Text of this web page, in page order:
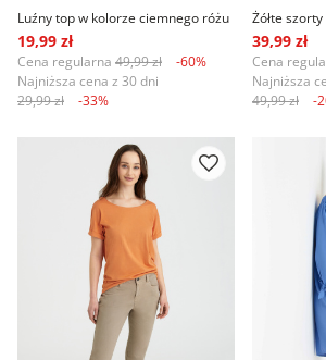
Luźny top w kolorze ciemnego różu
19,99 zł
Cena regularna 49,99 zł
-60%
Najniższa cena z 30 dni
29,99 zł
-33%
Żółte
39,99 zł
Cena
Najniższa
49,99 zł
-